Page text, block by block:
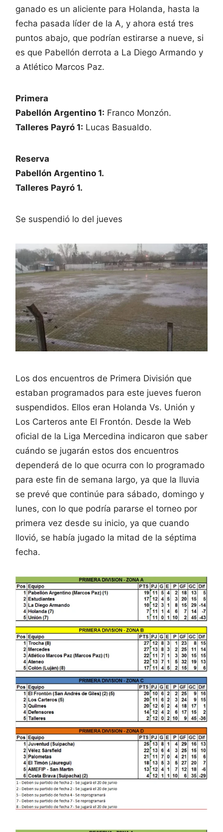
ganado es un aliciente para Holanda, hasta la
fecha pasada líder de la A, y ahora está tres
puntos abajo, que podrían estirarse a nueve, si
es que Pabellón derrota a La Diego Armando y
a Atlético Marcos Paz.
Primera
Pabellón Argentino 1: Franco Monzón.
Talleres Payró 1: Lucas Basualdo.
Reserva
Pabellón Argentino 1.
Talleres Payró 1.
Se suspendió lo del jueves
Los dos encuentros de Primera División que
estaban programados para este jueves fueron
suspendidos. Ellos eran Holanda Vs. Unión y
Los Carteros ante El Frontón. Desde la Web
oficial de la Liga Mercedina indicaron que saber
cuándo se jugarán estos dos encuentros
dependerá de lo que ocurra con lo programado
para este fin de semana largo, ya que la lluvia
se prevé que continúe para sábado, domingo y
lunes, con lo que podría pararse el torneo por
primera vez desde su inicio, ya que cuando
llovió, se había jugado la mitad de la séptima
fecha.